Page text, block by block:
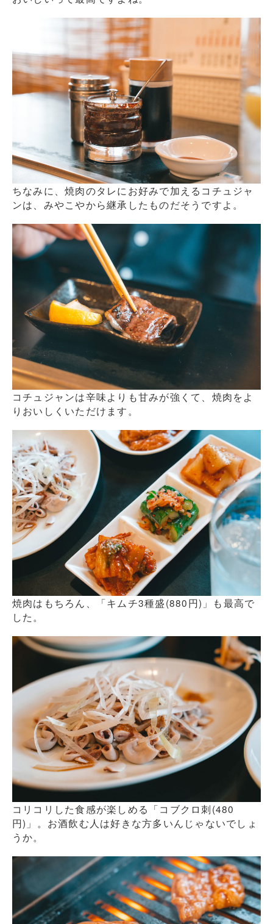
ちなみに、焼肉のタレにお好みで加えるコチュジャ
ンは、みやこやから継承したものだそうですよ。
コチュジャンは辛味よりも甘みが強くて、焼肉をよ
りおいしくいただけます。
焼肉はもちろん、「キムチ3種盛(880円)」も最高で
した。
コリコリした食感が楽しめる「コブクロ刺(480
円)」。お酒飲む人は好きな方多いんじゃないでしょ
うか。